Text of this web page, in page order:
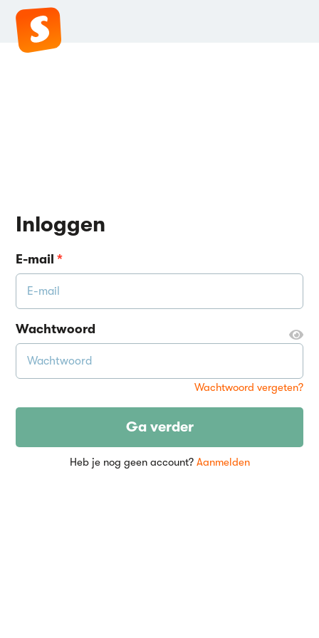
Inloggen
E-mail*
Wachtwoord
Wachtwoord vergeten?
Ga verder
Heb je nog geen account? Aanmelden